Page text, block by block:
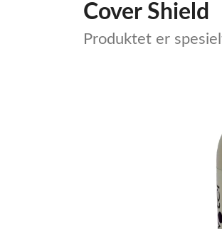
Cover Shield
Produktet er